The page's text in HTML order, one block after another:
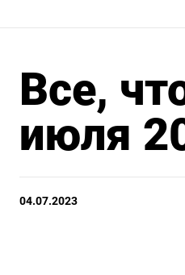
Все,
июля
04.07.2023